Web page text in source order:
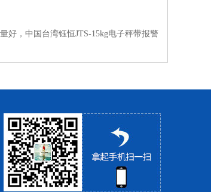
好，中国台湾钰恒JTS-15kg电子秤带报警